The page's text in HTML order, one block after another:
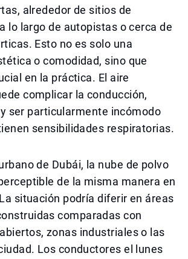
alrededor de sitios de
lo largo de autopistas o cerca de
Esto no es solo una
o comodidad, sino que
en la práctica. El aire
complicar la conducción,
ser particularmente incómodo
sensibilidades respiratorias.
de Dubái, la nube de polvo
de la misma manera en
situación podría diferir en áreas
comparadas con
zonas industriales o las
Los conductores el lunes